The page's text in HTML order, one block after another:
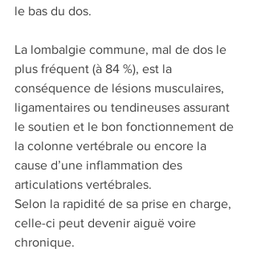
le bas du dos.
La lombalgie commune, mal de dos le
plus fréquent (à 84 %), est la
conséquence de lésions musculaires,
ligamentaires ou tendineuses assurant
le soutien et le bon fonctionnement de
la colonne vertébrale ou encore la
cause d’une inflammation des
articulations vertébrales.
Selon la rapidité de sa prise en charge,
celle-ci peut devenir aiguë voire
chronique.